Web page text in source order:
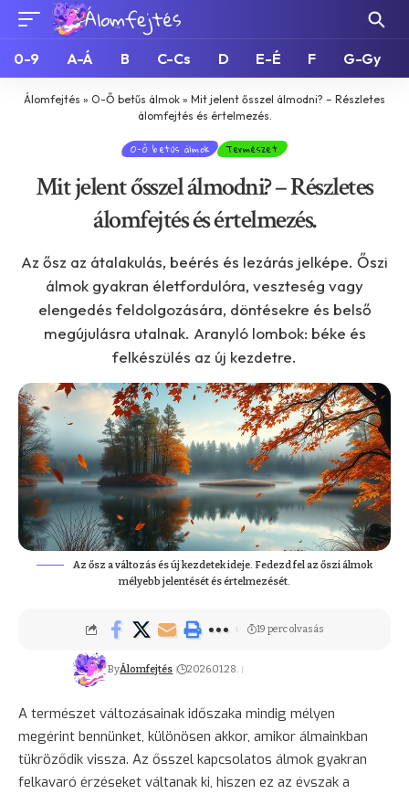
0-9 A-Á B C-Cs D E-É F G-Gy
Álomfejtés » O-Ő betűs álmok » Mit jelent ősszel álmodni? – Részletes
álomfejtés és értelmezés.
O-Ő betűs álmok Természet
Mit jelent ősszel álmodni? – Részletes
álomfejtés és értelmezés.
Az ősz az átalakulás, beérés és lezárás jelképe. Őszi
álmok gyakran életfordulóra, veszteség vagy
elengedés feldolgozására, döntésekre és belső
megújulásra utalnak. Aranyló lombok: béke és
felkészülés az új kezdetre.
Az ősz a változás és új kezdetek ideje. Fedezd fel az őszi álmok
mélyebb jelentését és értelmezését.
ByÁlomfejtés 2026.01.28.
19 perc olvasás
A természet változásainak időszaka mindig mélyen
megérint bennünket, különösen akkor, amikor álmainkban
tükröződik vissza. Az ősszel kapcsolatos álmok gyakran
felkavaró érzéseket váltanak ki, hiszen ez az évszak a